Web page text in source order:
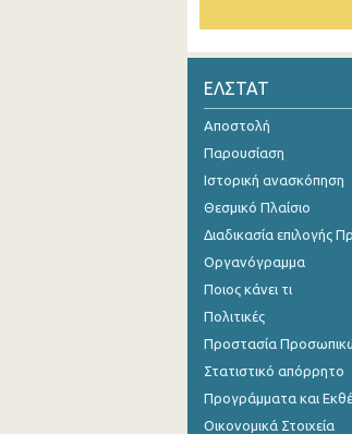
Νοεμβρίου
Οκτωβρίου
Σεπτεμβρίου
Ιουλίου 2024
Ιουνίου 2024
Μαΐου 2024
Απριλίου 2024
Μαρτίου 2024
Φεβρουαρίου
ΕΛΣΤΑΤ
Αποστολή
Παρουσίαση
Ιστορική ανασκόπηση
Θεσμικό Πλαίσιο
Διαδικασία επιλογής
Οργανόγραμμα
Ποιος κάνει τι
Πολιτικές
Προστασία
Στατιστικό απόρρητο
Προγράμματα και
Οικονομικά Στοιχεία